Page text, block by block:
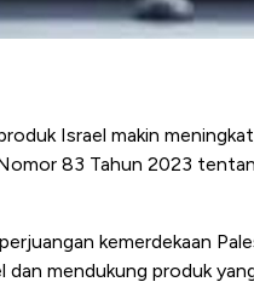
Israel makin
83 Tahun 2023
kemerdekaan
dan mendukung produk